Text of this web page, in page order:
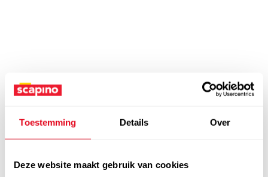
Toestemming Details Over
Deze website maakt gebruik van cookies